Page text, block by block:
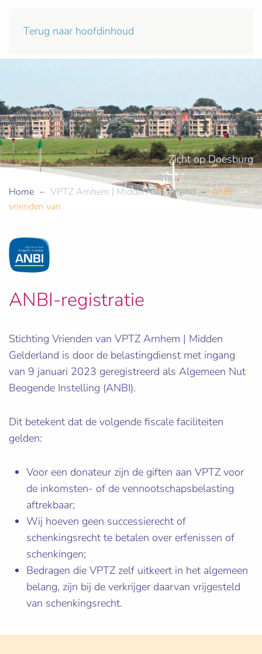
Terug naar hoofdinhoud
Zicht op Doesburg
Home VPTZ Arnhem | Midden Gelderland
ANBI
vrienden van
ANBI-registratie
Stichting Vrienden van VPTZ Arnhem | Midden
Gelderland is door de belastingdienst met ingang
van 9 januari 2023 geregistreerd als Algemeen Nut
Beogende Instelling (ANBI).
Dit betekent dat de volgende fiscale faciliteiten
gelden:
Voor een donateur zijn de giften aan VPTZ voor
de inkomsten- of de vennootschapsbelasting
aftrekbaar;
Wij hoeven geen successierecht of
schenkingsrecht te betalen over erfenissen of
schenkingen;
Bedragen die VPTZ zelf uitkeert in het algemeen
belang, zijn bij de verkrijger daarvan vrijgesteld
van schenkingsrecht.